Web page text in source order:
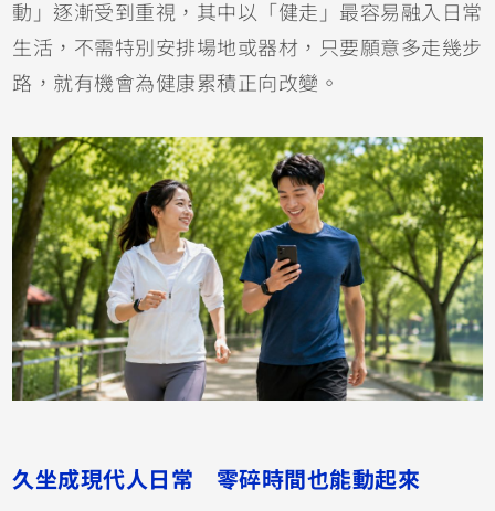
動」逐漸受到重視，其中以「健走」最容易融入日常
生活，不需特別安排場地或器材，只要願意多走幾步
路，就有機會為健康累積正向改變。
久坐成現代人日常 零碎時間也能動起來